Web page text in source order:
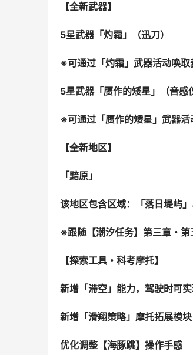
【全新武器】
5星武器「灼霜」（迅刀）
※可通过「灼霜」武器活动唤取
5星武器「赝作的矮星」（音感
※可通过「赝作的矮星」武器活
【全新地区】
「黯原」
该地区包含区域：「落日堤屿
※跟随【潮汐任务】第三章・第
【探索工具・科考摩托】
新增「滞空」能力，驾驶时可
新增「滑翔策略」摩托拓展模块
优化调整【海豚跳】操作手感